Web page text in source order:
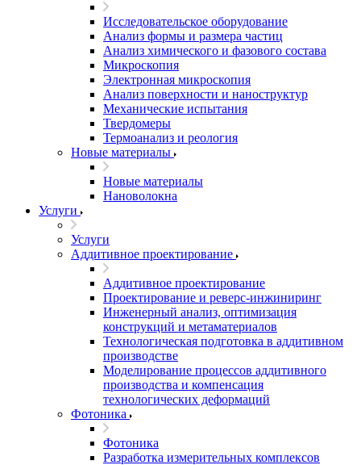
Исследовательское оборудование
Анализ формы и размера частиц
Анализ химического и фазового состава
Микроскопия
Электронная микроскопия
Анализ поверхности и наноструктур
Механические испытания
Твердомеры
Термоанализ и реология
Новые материалы
Новые материалы
Нановолокна
Услуги
Услуги
Аддитивное проектирование
Аддитивное проектирование
Проектирование и реверс-инжиниринг
Инженерный анализ, оптимизация
конструкций и метаматериалов
Технологическая подготовка в аддитивном
производстве
Моделирование процессов аддитивного
производства и компенсация
технологических деформаций
Фотоника
Фотоника
Разработка измерительных комплексов